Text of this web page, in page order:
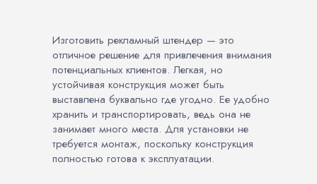
Изготовить рекламный штендер — это
отличное решение для привлечения внимания
потенциальных клиентов. Легкая, но
устойчивая конструкция может быть
выставлена буквально где угодно. Ее удобно
хранить и транспортировать, ведь она не
занимает много места. Для установки не
требуется монтаж, поскольку конструкция
полностью готова к эксплуатации.